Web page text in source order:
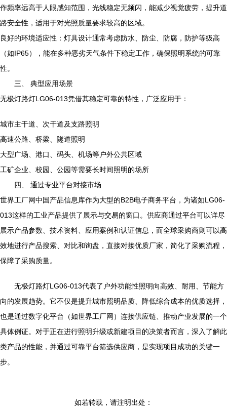
作频率远高于人眼感知范围，光线稳定无频闪，能减少视觉疲劳，提升道
路安全性，适用于对光照质量要求较高的区域。
良好的环境适应性：灯具设计通常考虑防水、防尘、防腐，防护等级高
（如IP65），能在多种恶劣天气条件下稳定工作，确保照明系统的可靠
性。
三、 典型应用场景
无极灯路灯LG06-013凭借其稳定可靠的特性，广泛应用于：
城市主干道、次干道及支路照明
高速公路、桥梁、隧道照明
大型广场、港口、码头、机场等户外公共区域
工矿企业、校园、公园等需要长时间照明的场所
四、 通过专业平台对接市场
世界工厂网中国产品信息库作为大型的B2B电子商务平台，为诸如LG06-
013这样的工业产品提供了展示与交易的窗口。供应商通过平台可以详尽
展示产品参数、技术资料、应用案例和认证信息，而全球采购商则可以高
效地进行产品搜索、对比和询盘，直接对接优质厂家，简化了采购流程，
保障了采购质量。
无极灯路灯LG06-013代表了户外功能性照明向高效、耐用、节能方
向的发展趋势。它不仅是提升城市照明品质、降低综合成本的优质选择，
也是通过数字化平台（如世界工厂网）连接供应链、推动产业发展的一个
具体例证。对于正在进行照明升级或新建项目的决策者而言，深入了解此
类产品的性能，并通过可靠平台筛选供应商，是实现项目成功的关键一
步。
如若转载，请注明出处：